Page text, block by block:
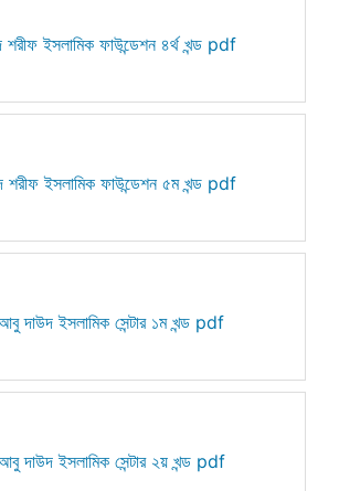
ইসলামিক ফাউন্ডেশন ৪র্থ খন্ড pdf
ইসলামিক ফাউন্ডেশন ৫ম খন্ড pdf
দাউদ ইসলামিক সেন্টার ১ম খন্ড pdf
দাউদ ইসলামিক সেন্টার ২য় খন্ড pdf